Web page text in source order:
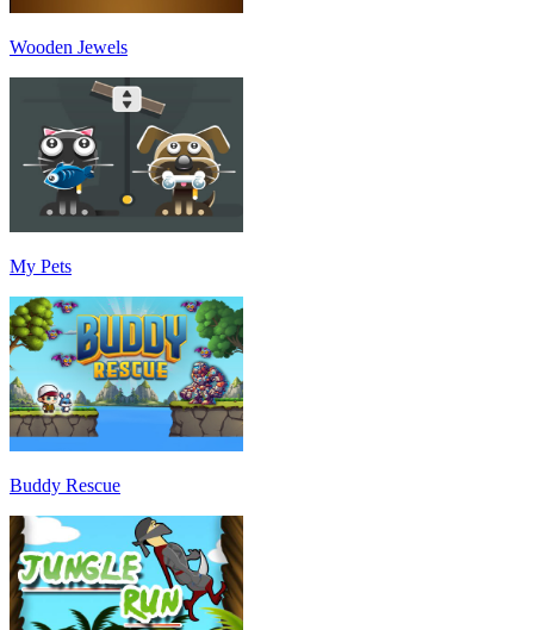
Wooden Jewels
My Pets
Buddy Rescue